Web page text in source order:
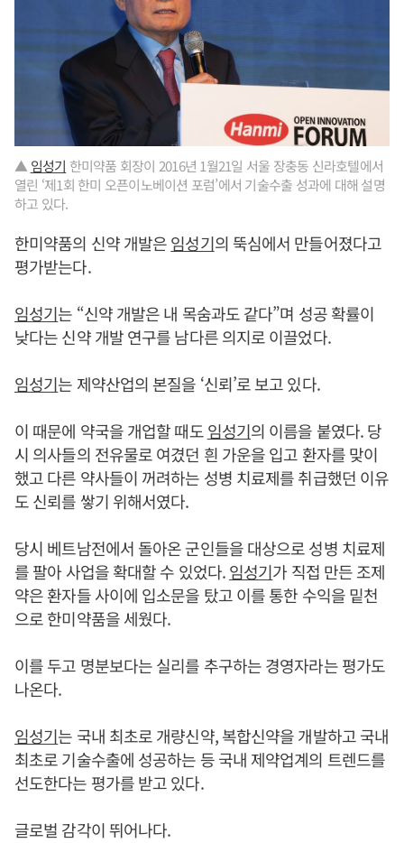
▲ 임성기 한미약품 회장이 2016년 1월21일 서울 장충동 신라호텔에서
열린 ‘제1회 한미 오픈이노베이션 포럼’에서 기술수출 성과에 대해 설명
하고 있다.
한미약품의 신약 개발은임성기의 뚝심에서 만들어졌다고
평가받는다.
임성기는 “신약 개발은 내 목숨과도 같다”며 성공 확률이
낮다는 신약 개발 연구를 남다른 의지로 이끌었다.
임성기는 제약산업의 본질을 ‘신뢰’로 보고 있다.
이 때문에 약국을 개업할 때도임성기의 이름을 붙였다. 당
시 의사들의 전유물로 여겼던 흰 가운을 입고 환자를 맞이
했고 다른 약사들이 꺼려하는 성병 치료제를 취급했던 이유
도 신뢰를 쌓기 위해서였다.
당시 베트남전에서 돌아온 군인들을 대상으로 성병 치료제
를 팔아 사업을 확대할 수 있었다.임성기가 직접 만든 조제
약은 환자들 사이에 입소문을 탔고 이를 통한 수익을 밑천
으로 한미약품을 세웠다.
이를 두고 명분보다는 실리를 추구하는 경영자라는 평가도
나온다.
임성기는 국내 최초로 개량신약, 복합신약을 개발하고 국내
최초로 기술수출에 성공하는 등 국내 제약업계의 트렌드를
선도한다는 평가를 받고 있다.
글로벌 감각이 뛰어나다.